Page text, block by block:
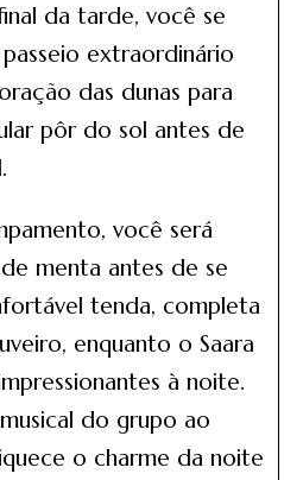
da tarde, você se
extraordinário
das dunas para
pôr do sol antes de
você será
menta antes de se
tenda, completa
enquanto o Saara
à noite.
do grupo ao
o charme da noite